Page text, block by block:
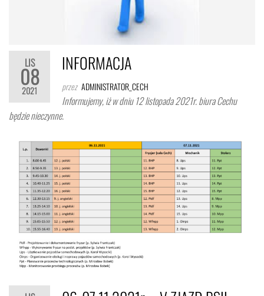
LIS
08
2021
INFORMACJA
przez ADMINISTRATOR_CECH
Informujemy, iż w dniu 12 listopada 2021r. biura Cechu
będzie nieczynne.